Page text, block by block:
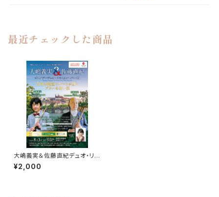
最近チェックした商品
大嶋義実＆佐藤直紀デュオ・リサ
イタル ～2本の純金フルートが
紡ぐプラハの想い出～ 学生（１
¥2,000